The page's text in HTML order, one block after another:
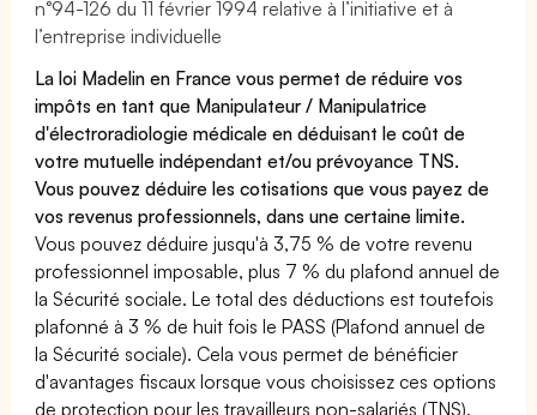
n°94-126 du 11 février 1994 relative à l’initiative et à
l’entreprise individuelle
La loi Madelin en France vous permet de réduire vos
impôts en tant que Manipulateur / Manipulatrice
d'électroradiologie médicale en déduisant le coût de
votre mutuelle indépendant et/ou prévoyance TNS.
Vous pouvez déduire les cotisations que vous payez de
vos revenus professionnels, dans une certaine limite.
Vous pouvez déduire jusqu'à 3,75 % de votre revenu
professionnel imposable, plus 7 % du plafond annuel de
la Sécurité sociale. Le total des déductions est toutefois
plafonné à 3 % de huit fois le PASS (Plafond annuel de
la Sécurité sociale). Cela vous permet de bénéficier
d'avantages fiscaux lorsque vous choisissez ces options
de protection pour les travailleurs non-salariés (TNS).